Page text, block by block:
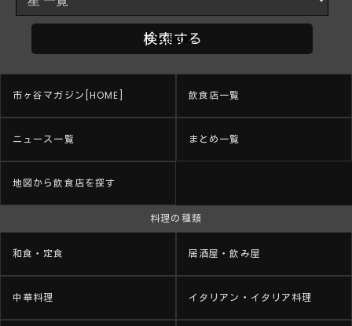
市ヶ谷マガジン[HOME] 飲食店一覧
ニュース一覧 まとめ一覧
地図から飲食店を探す
料理の種類
和食・定食 居酒屋・飲み屋
中華料理 イタリアン・イタリア料理